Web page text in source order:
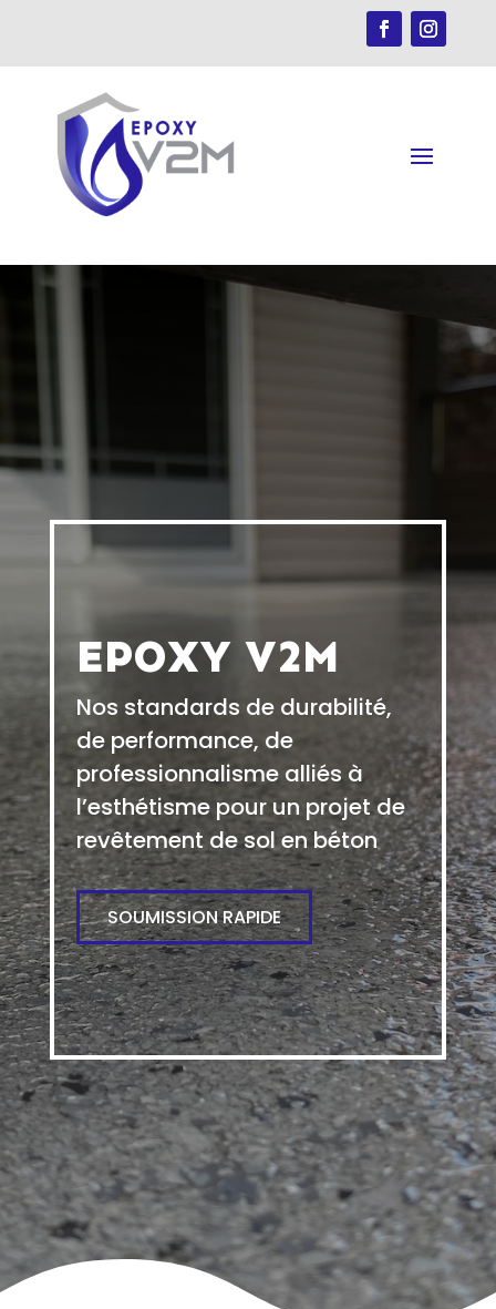
EPOXY V2M
Nos standards de durabilité,
de performance, de
professionnalisme alliés à
l’esthétisme pour un projet de
revêtement de sol en béton
SOUMISSION RAPIDE